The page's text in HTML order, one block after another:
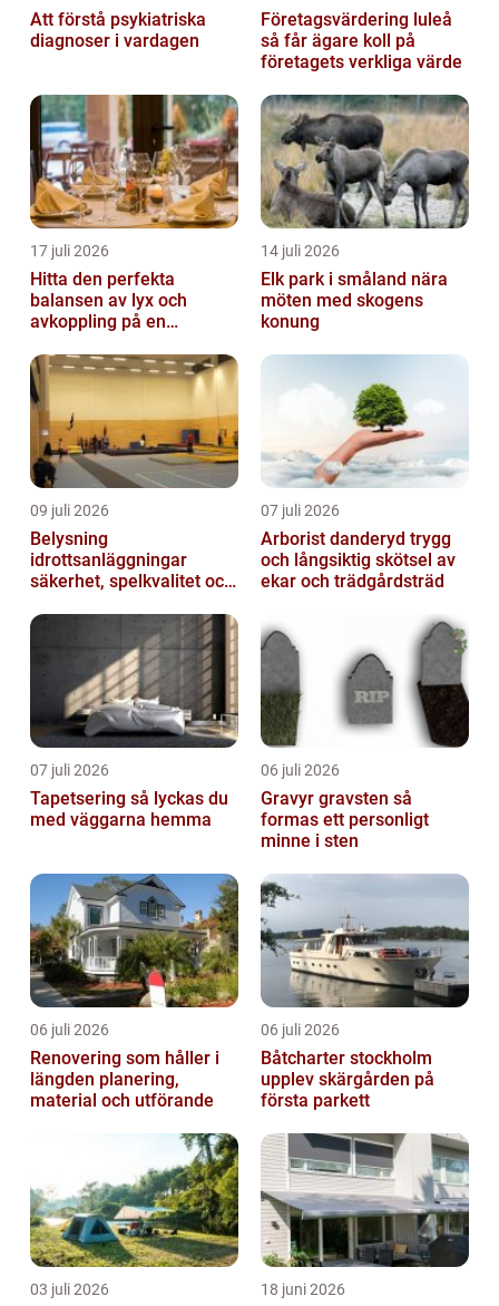
Att förstå psykiatriska
diagnoser i vardagen
Företagsvärdering luleå
så får ägare koll på
företagets verkliga värde
17 juli 2026
Hitta den perfekta
balansen av lyx och
avkoppling på en
Östermalm
14 juli 2026
Elk park i småland nära
möten med skogens
konung
09 juli 2026
Belysning
idrottsanläggningar
säkerhet, spelkvalitet och
07 juli 2026
Arborist danderyd trygg
och långsiktig skötsel av
ekar och trädgårdsträd
07 juli 2026
Tapetsering så lyckas du
med väggarna hemma
06 juli 2026
Gravyr gravsten så
formas ett personligt
minne i sten
06 juli 2026
Renovering som håller i
längden planering,
material och utförande
06 juli 2026
Båtcharter stockholm
upplev skärgården på
första parkett
03 juli 2026 18 juni 2026